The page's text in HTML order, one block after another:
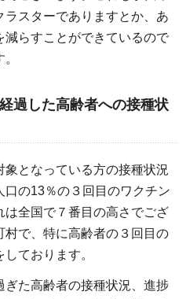
スターでありますとか、あ
減らすことができているので
過した高齢者への接種状
となっている方の接種状況
の13％の３回目のワクチン
全国で７番目の高さでござ
で、特に高齢者の３回目の
ております。
た高齢者の接種状況、進捗